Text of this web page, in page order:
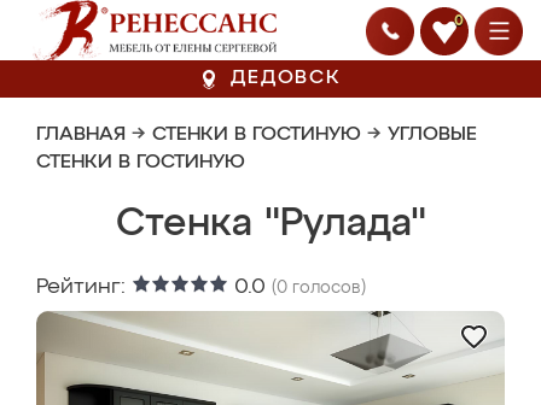
0
ДЕДОВСК
ГЛАВНАЯ → СТЕНКИ В ГОСТИНУЮ → УГЛОВЫЕ
СТЕНКИ В ГОСТИНУЮ
Стенка "Рулада"
Рейтинг: 0.0 (0 голосов)